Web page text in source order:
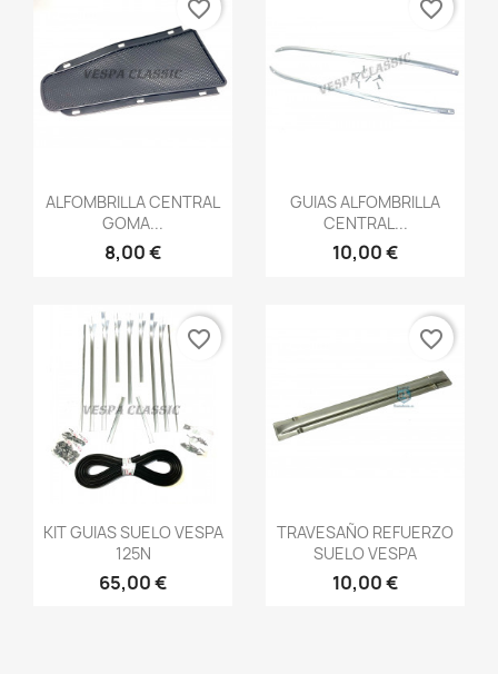
Vista rápida
ALFOMBRILLA CENTRAL
GOMA...
8,00 €
favorite_border
Vista rápida
GUIAS ALFOMBRILLA
CENTRAL...
10,00 €
favorite_border
Vista rápida
KIT GUIAS SUELO VESPA
125N
65,00 €
favorite_border
Vista rápida
TRAVESAÑO REFUERZO
SUELO VESPA
10,00 €
favorite_border